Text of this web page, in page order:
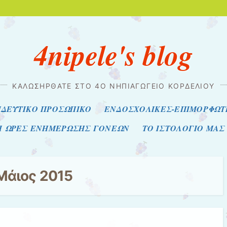
4nipele's blog
ΚΑΛΩΣΗΡΘΑΤΕ ΣΤΟ 4Ο ΝΗΠΙΑΓΩΓΕΙΟ ΚΟΡΔΕΛΙΟΥ
ΠΡΟΣΩΠΙΚΟ
ΕΝΔΟΣΧΟΛΙΚΕΣ-
ΩΡΕΣ ΕΝΗΜΕΡΩΣΗΣ ΓΟΝΕΩΝ
ΤΟ ΙΣΤΟΛΟΓΙΟ ΜΑΣ
2015